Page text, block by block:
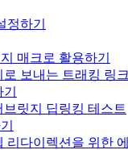
정하기
매크로 활용하기
보내는 트래킹 링
릿지 딥링킹 테스트
리다이렉션을 위한